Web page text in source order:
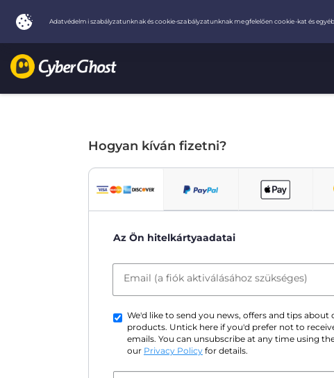
Hogyan kíván fizetni?
Az Ön hitelkártyaadatai
Email (a fiók aktiválásához szükséges)
We'd like to send you news, offers and tips about
products. Untick here if you'd prefer not to
emails. You can unsubscribe at any time using
our Privacy Policy for details.